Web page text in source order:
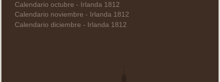
Calendario octubre - Irlanda 1812
Calendario noviembre - Irlanda 1812
Calendario diciembre - Irlanda 1812